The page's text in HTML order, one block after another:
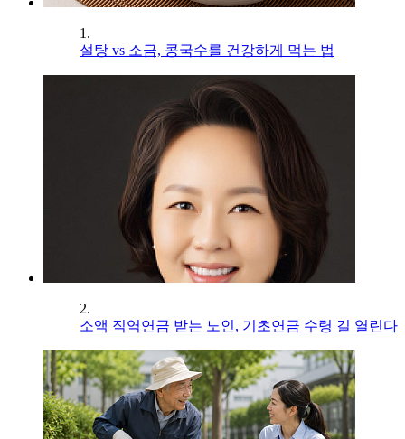
1.
설탕 vs 소금, 콩국수를 건강하게 먹는 법
2.
소액 직역연금 받는 노인, 기초연금 수령 길 열린다